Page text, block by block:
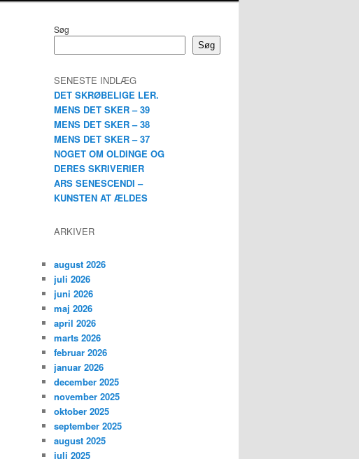
Søg
Søg
SENESTE INDLÆG
DET SKRØBELIGE LER.
MENS DET SKER – 39
MENS DET SKER – 38
MENS DET SKER – 37
NOGET OM OLDINGE OG
DERES SKRIVERIER
ARS SENESCENDI –
KUNSTEN AT ÆLDES
ARKIVER
august 2026
juli 2026
juni 2026
maj 2026
april 2026
marts 2026
februar 2026
januar 2026
december 2025
november 2025
oktober 2025
september 2025
august 2025
juli 2025